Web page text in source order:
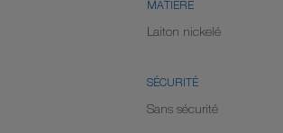
MATIÈRE
Laiton nickelé
SÉCURITÉ
Sans sécurité